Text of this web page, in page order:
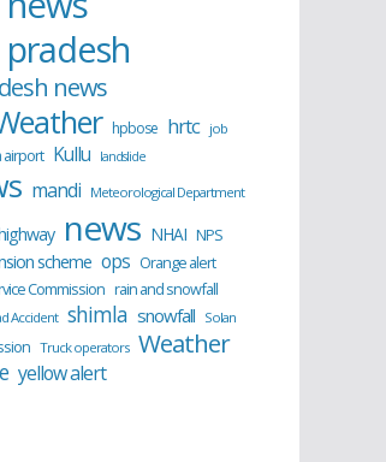
news
hpbose hrtc job
airport Kullu landslide
mandi Meteorological Department
news NHAI NPS
scheme ops Orange alert
Commission rain and snowfall
Accident shimla snowfall Solan
Truck operators Weather
yellow alert